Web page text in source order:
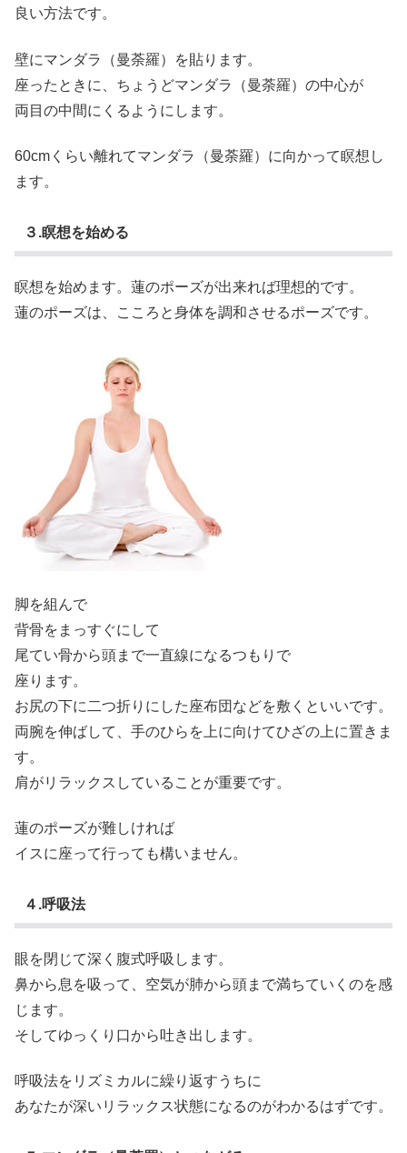
良い方法です。
壁にマンダラ（曼荼羅）を貼ります。
座ったときに、ちょうどマンダラ（曼荼羅）の中心が
両目の中間にくるようにします。
60cmくらい離れてマンダラ（曼荼羅）に向かって瞑想し
ます。
３.瞑想を始める
瞑想を始めます。蓮のポーズが出来れば理想的です。
蓮のポーズは、こころと身体を調和させるポーズです。
脚を組んで
背骨をまっすぐにして
尾てい骨から頭まで一直線になるつもりで
座ります。
お尻の下に二つ折りにした座布団などを敷くといいです。
両腕を伸ばして、手のひらを上に向けてひざの上に置きま
す。
肩がリラックスしていることが重要です。
蓮のポーズが難しければ
イスに座って行っても構いません。
４.呼吸法
眼を閉じて深く腹式呼吸します。
鼻から息を吸って、空気が肺から頭まで満ちていくのを感
じます。
そしてゆっくり口から吐き出します。
呼吸法をリズミカルに繰り返すうちに
あなたが深いリラックス状態になるのがわかるはずです。